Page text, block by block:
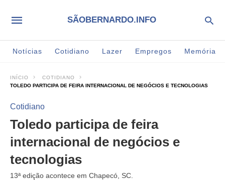
SÃOBERNARDO.INFO
Notícias Cotidiano Lazer Empregos Memória
INÍCIO
COTIDIANO
TOLEDO PARTICIPA DE FEIRA INTERNACIONAL DE NEGÓCIOS E TECNOLOGIAS
Cotidiano
Toledo participa de feira
internacional de negócios e
tecnologias
13ª edição acontece em Chapecó, SC.